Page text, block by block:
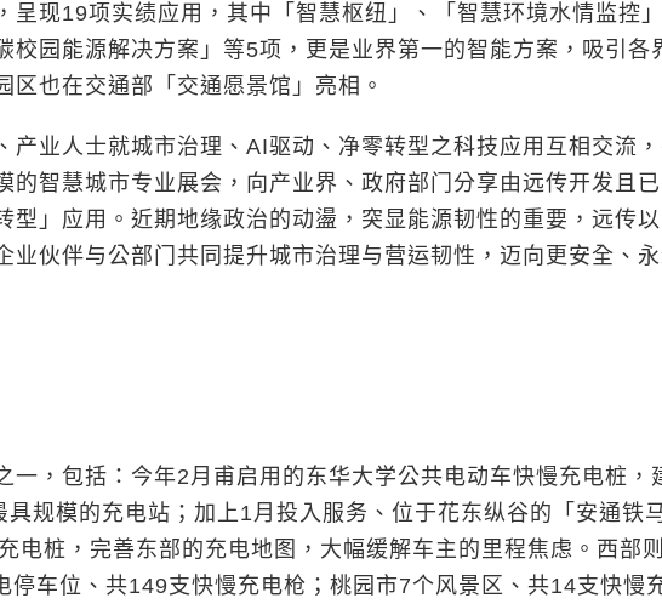
现19项实绩应用，其中「智慧枢纽」、「智慧环境水情监控
校园能源解决方案」等5项，更是业界第一的智能方案，吸引各
也在交通部「交通愿景馆」亮相。
业人士就城市治理、AI驱动、净零转型之科技应用互相交流
的智慧城市专业展会，向产业界、政府部门分享由远传开发且
型」应用。近期地缘政治的动盪，突显能源韧性的重要，远传
业伙伴与公部门共同提升城市治理与营运韧性，迈向更安全、
，包括：今年2月甫启用的东华大学公共电动车快慢充电桩，
规模的充电站；加上1月投入服务、位于花东纵谷的「安通铁
电桩，完善东部的充电地图，大幅缓解车主的里程焦虑。西部
车位、共149支快慢充电枪；桃园市7个风景区、共14支快慢